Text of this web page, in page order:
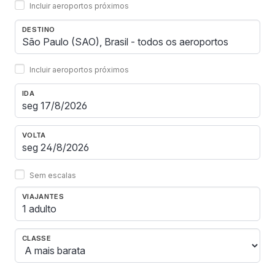
Incluir aeroportos próximos
DESTINO
Incluir aeroportos próximos
IDA
VOLTA
Sem escalas
VIAJANTES
1 adulto
CLASSE